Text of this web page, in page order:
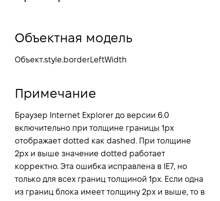
Объектная модель
Объект.style.borderLeftWidth
Примечание
Браузер Internet Explorer до версии 6.0
включительно при толщине границы 1px
отображает dotted как dashed. При толщине
2px и выше значение dotted работает
корректно. Эта ошибка исправлена в IE7, но
только для всех границ толщиной 1px. Если одна
из границ блока имеет толщину 2px и выше, то в